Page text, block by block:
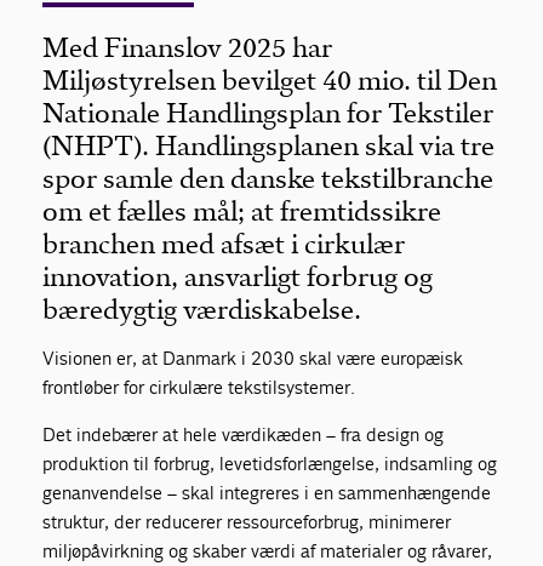
Med Finanslov 2025 har
Miljøstyrelsen bevilget 40 mio. til Den
Nationale Handlingsplan for Tekstiler
(NHPT). Handlingsplanen skal via tre
spor samle den danske tekstilbranche
om et fælles mål; at fremtidssikre
branchen med afsæt i cirkulær
innovation, ansvarligt forbrug og
bæredygtig værdiskabelse.
Visionen er, at Danmark i 2030 skal være europæisk
frontløber for cirkulære tekstilsystemer.
Det indebærer at hele værdikæden – fra design og
produktion til forbrug, levetidsforlængelse, indsamling og
genanvendelse – skal integreres i en sammenhængende
struktur, der reducerer ressourceforbrug, minimerer
miljøpåvirkning og skaber værdi af materialer og råvarer,